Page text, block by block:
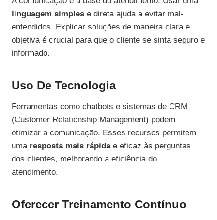
linguagem simples e direta ajuda a evitar mal-
entendidos. Explicar soluções de maneira clara e
objetiva é crucial para que o cliente se sinta seguro e
informado.
Uso De Tecnologia
Ferramentas como chatbots e sistemas de CRM
(Customer Relationship Management) podem
otimizar a comunicação. Esses recursos permitem
uma resposta mais rápidae eficaz às perguntas
dos clientes, melhorando a eficiência do
atendimento.
Oferecer Treinamento Contínuo